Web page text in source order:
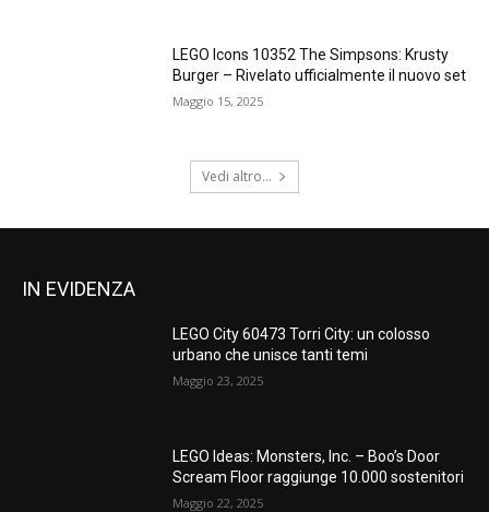
LEGO Icons 10352 The Simpsons: Krusty
Burger – Rivelato ufficialmente il nuovo set
Maggio 15, 2025
Vedi altro...
IN EVIDENZA
LEGO City 60473 Torri City: un colosso
urbano che unisce tanti temi
Maggio 23, 2025
LEGO Ideas: Monsters, Inc. – Boo’s Door
Scream Floor raggiunge 10.000 sostenitori
Maggio 22, 2025